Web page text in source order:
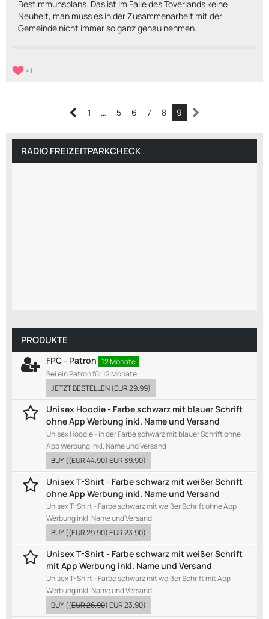
Bestimmunsplans. Das ist im Falle des Toverlands keine
Neuheit, man muss es in der Zusammenarbeit mit der
Gemeinde nicht immer so ganz genau nehmen.
1
1 … 5 6 7 8 9
RADIO FREIZEITPARKCHECK
PRODUKTE
FPC - Patron 12 Monate
Sei ein Patron für 12 Monate
JETZT BESTELLEN(EUR 29.99)
Unisex Hoodie - Farbe schwarz mit blauer Schrift
ohne App Werbung inkl. Name und Versand
Unisex Hoodie - in der Farbe schwarz mit blauer Schrift ohne
App Werbung inkl. Name und Versand
BUY((EUR 44.90)EUR 39.90)
Unisex T-Shirt - Farbe schwarz mit weißer Schrift
ohne App Werbung inkl. Name und Versand
Unisex T-Shirt - Farbe schwarz mit weißer Schrift ohne App
Werbung inkl. Name und Versand
BUY((EUR 29.90)EUR 23.90)
Unisex T-Shirt - Farbe schwarz mit weißer Schrift
mit App Werbung inkl. Name und Versand
Unisex T-Shirt - Farbe schwarz mit weißer Schrift mit App
Werbung inkl. Name und Versand
BUY((EUR 26.90)EUR 23.90)